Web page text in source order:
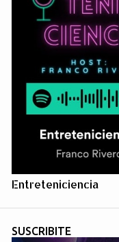
Entreteniciencia
SUSCRIBITE